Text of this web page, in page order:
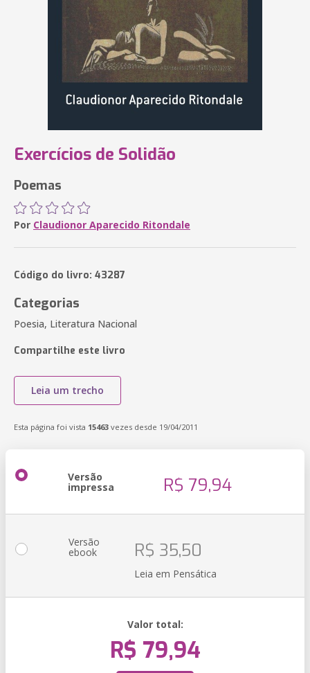
Exercícios de Solidão
Poemas
Por Claudionor Aparecido Ritondale
Código do livro: 43287
Categorias
Poesia, Literatura Nacional
Compartilhe este livro
Leia um trecho
Esta página foi vista 15463 vezes desde 19/04/2011
Versão
impressa R$ 79,94
Versão
ebook R$ 35,50
Leia em Pensática
Valor total:
R$ 79,94